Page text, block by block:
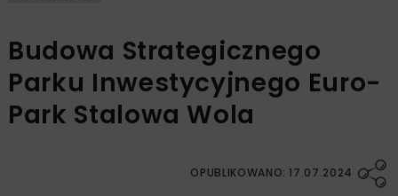
Budowa Strategicznego
Parku Inwestycyjnego Euro-
Park Stalowa Wola
OPUBLIKOWANO: 17.07.2024